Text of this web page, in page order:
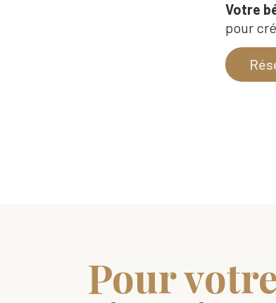
Votre
pour
Pour